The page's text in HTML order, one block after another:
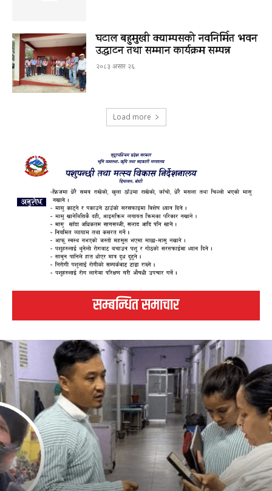
घटाल बहुमुखी क्याम्पसको नवनिर्मित भवन
उद्घाटन तथा सम्मान कार्यक्रम सम्पन्न
२०८३ असार २६
Load more
सम्बन्धित समाचार